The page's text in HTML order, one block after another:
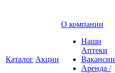
Каталог Акции
О компании
Наши
Аптеки
Вакансии
Аренда /